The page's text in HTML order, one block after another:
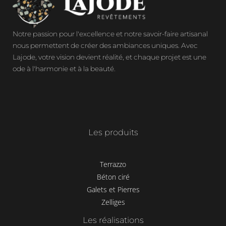
Notre passion pour l'excellence et notre savoir-faire artisanal
nous permettent de créer des ambiances uniques. Avec
Lajode, votre vision devient réalité, et chaque projet est une
ode à l'harmonie et à la beauté.
Les produits
Terrazzo
Béton ciré
Galets et Pierres
Zelliges
Les réalisations